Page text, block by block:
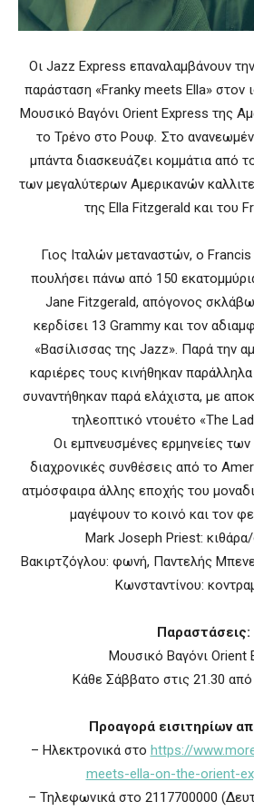
Oι Jazz Express επαναλαμβάνουν
παράσταση «Franky meets Ella» στον
Μουσικό Βαγόνι Orient Express της
το Τρένο στο Ρουφ. Στο
μπάντα διασκευάζει κομμάτια από
των μεγαλύτερων Αμερικανών
της Ella Fitzgerald και του
Γιος Ιταλών μεταναστών, ο
πουλήσει πάνω από 150
Jane Fitzgerald, απόγονος
κερδίσει 13 Grammy και τον
«Βασίλισσας της Jazz». Παρά την
καριέρες τους κινήθηκαν
συναντήθηκαν παρά ελάχιστα, με
τηλεοπτικό ντουέτο «The
Οι εμπνευσμένες ερμηνείες
διαχρονικές συνθέσεις από το
ατμόσφαιρα άλλης εποχής του
μαγέψουν το κοινό και τον
Mark Joseph Priest:
Βακιρτζόγλου: φωνή, Παντελής
Κωνσταντίνου:
Παραστάσεις:
Μουσικό Βαγόνι Orient
Κάθε Σάββατο στις 21.30
Προαγορά εισιτηρίων
– Ηλεκτρονικά στο https://
meets-ella-on-the-orient-
– Τηλεφωνικά στο 2117700000